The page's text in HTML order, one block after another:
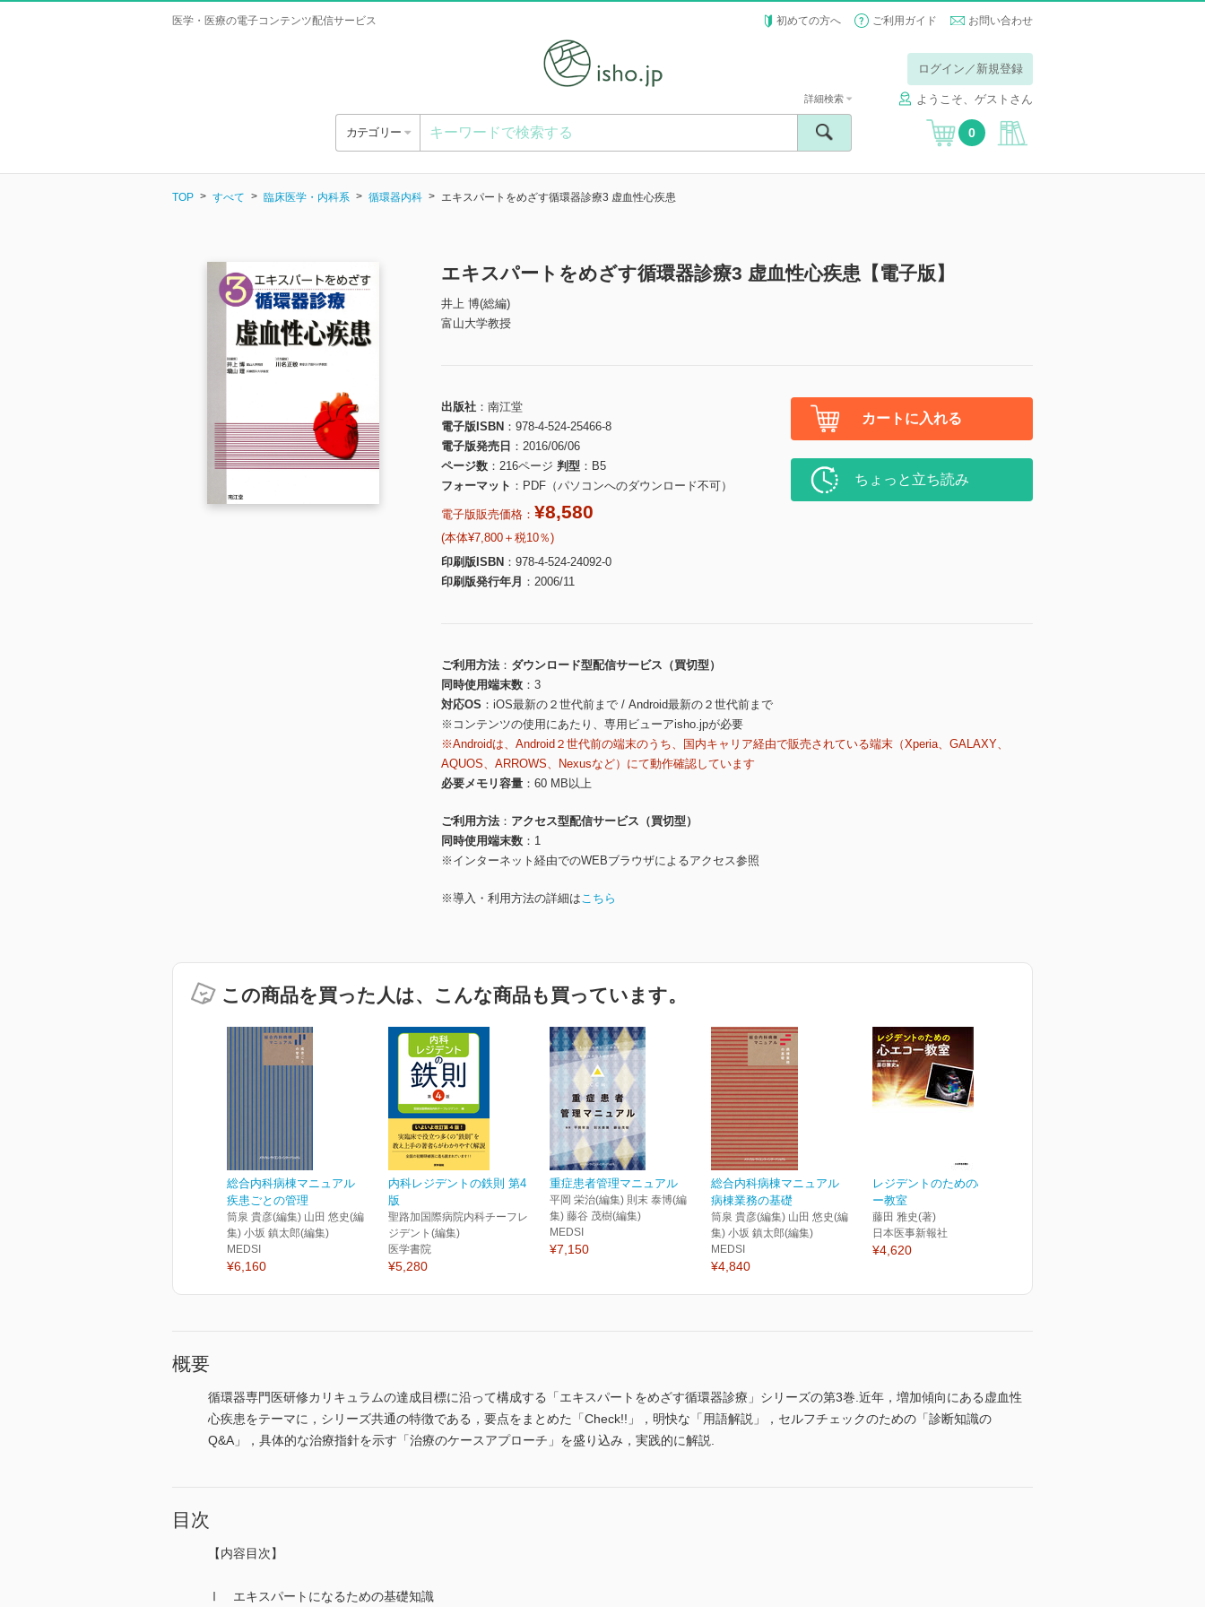
医学・医療の電子コンテンツ配信サービス 初めての方へ ご利用ガイド お問い合わせ
ログイン／新規登録
ようこそ、ゲストさん
カテゴリー
詳細検索
0
TOP すべて 臨床医学・内科系 循環器内科 エキスパートをめざす循環器診療3 虚血性心疾患
エキスパートをめざす循環器診療3 虚血性心疾患【電子版】
井上 博(総編)
富山大学教授
出版社
南江堂
電子版ISBN
978-4-524-25466-8
電子版発売日
2016/06/06
ページ数
216ページ 判型
B5
フォーマット
PDF（パソコンへのダウンロード不可）
電子版販売価格： ¥8,580
(本体¥7,800＋税10％)
印刷版ISBN
978-4-524-24092-0
印刷版発行年月
2006/11
カートに入れる
ちょっと立ち読み
ご利用方法
ダウンロード型配信サービス（買切型）
同時使用端末数
3
対応OS
iOS最新の２世代前まで / Android最新の２世代前まで
※コンテンツの使用にあたり、専用ビューアisho.jpが必要
※Androidは、Android２世代前の端末のうち、国内キャリア経由で販売されている端末（Xperia、GALAXY、
AQUOS、ARROWS、Nexusなど）にて動作確認しています
必要メモリ容量
60 MB以上
ご利用方法
アクセス型配信サービス（買切型）
同時使用端末数
1
※インターネット経由でのWEBブラウザによるアクセス参照
※導入・利用方法の詳細はこちら
この商品を買った人は、こんな商品も買っています。
総合内科病棟マニュアル
疾患ごとの管理
筒泉 貴彦(編集) 山田 悠史(編
集) 小坂 鎮太郎(編集)
MEDSI
¥6,160
内科レジデントの鉄則 第4
版
聖路加国際病院内科チーフレ
ジデント(編集)
医学書院
¥5,280
重症患者管理マニュアル
平岡 栄治(編集) 則末 泰博(編
集) 藤谷 茂樹(編集)
MEDSI
¥7,150
総合内科病棟マニュアル
病棟業務の基礎
筒泉 貴彦(編集) 山田 悠史(編
集) 小坂 鎮太郎(編集)
MEDSI
¥4,840
レジデントのための心エコ
ー教室
藤田 雅史(著)
日本医事新報社
¥4,620
概要
循環器専門医研修カリキュラムの達成目標に沿って構成する「エキスパートをめざす循環器診療」シリーズの第3巻.近年，増加傾向にある虚血性
心疾患をテーマに，シリーズ共通の特徴である，要点をまとめた「Check!!」，明快な「用語解説」，セルフチェックのための「診断知識の
Q&A」，具体的な治療指針を示す「治療のケースアプローチ」を盛り込み，実践的に解説.
目次
【内容目次】
Ⅰ エキスパートになるための基礎知識